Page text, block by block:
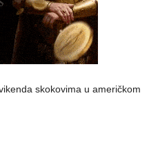
skokovima u američkom